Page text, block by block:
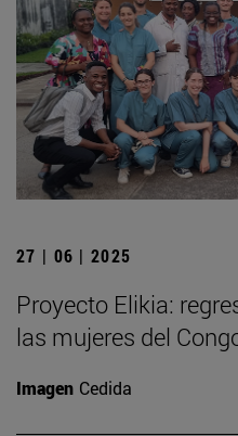
27 | 06 | 2025
Proyecto Elikia:
las mujeres del
Imagen Cedida